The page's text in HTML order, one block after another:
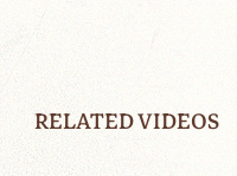
RELATED VIDEOS